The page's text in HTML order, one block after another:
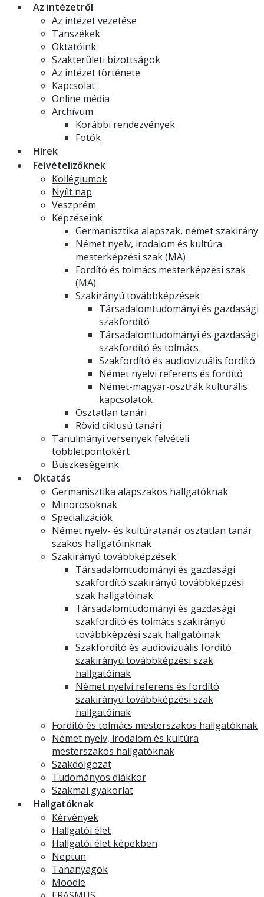
Az intézetről
Az intézet vezetése
Tanszékek
Oktatóink
Szakterületi bizottságok
Az intézet története
Kapcsolat
Online média
Archívum
Korábbi rendezvények
Fotók
Hírek
Felvételizőknek
Kollégiumok
Nyílt nap
Veszprém
Képzéseink
Germanisztika alapszak, német szakirány
Német nyelv, irodalom és kultúra
mesterképzési szak (MA)
Fordító és tolmács mesterképzési szak
(MA)
Szakirányú továbbképzések
Társadalomtudományi és gazdasági
szakfordító
Társadalomtudományi és gazdasági
szakfordító és tolmács
Szakfordító és audiovizuális fordító
Német nyelvi referens és fordító
Német-magyar-osztrák kulturális
kapcsolatok
Osztatlan tanári
Rövid ciklusú tanári
Tanulmányi versenyek felvételi
többletpontokért
Büszkeségeink
Oktatás
Germanisztika alapszakos hallgatóknak
Minorosoknak
Specializációk
Német nyelv- és kultúratanár osztatlan tanár
szakos hallgatóinknak
Szakirányú továbbképzések
Társadalomtudományi és gazdasági
szakfordító szakirányú továbbképzési
szak hallgatóinak
Társadalomtudományi és gazdasági
szakfordító és tolmács szakirányú
továbbképzési szak hallgatóinak
Szakfordító és audiovizuális fordító
szakirányú továbbképzési szak
hallgatóinak
Német nyelvi referens és fordító
szakirányú továbbképzési szak
hallgatóinak
Fordító és tolmács mesterszakos hallgatóknak
Német nyelv, irodalom és kultúra
mesterszakos hallgatóknak
Szakdolgozat
Tudományos diákkör
Szakmai gyakorlat
Hallgatóknak
Kérvények
Hallgatói élet
Hallgatói élet képekben
Neptun
Tananyagok
Moodle